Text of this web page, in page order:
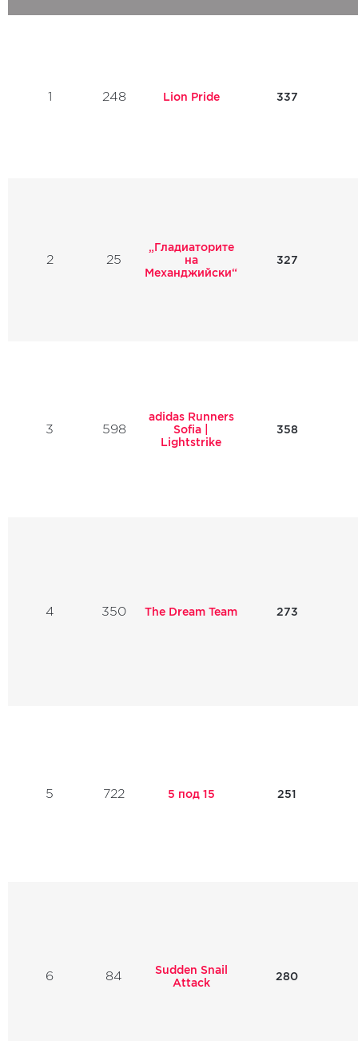
1 248 Lion Pride 337
2 25
„Гладиаторите
на
Механджийски“
327
3 598
adidas Runners
Sofia |
Lightstrike
358
4 350 The Dream Team 273
5 722 5 под 15 251
6 84
Sudden Snail
Attack
280